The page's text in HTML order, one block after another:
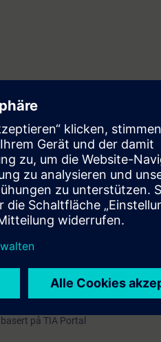
for integrert engineering med
høynivå
med bruk av Statement List(STL)
fra Step7, Simatic TIA Portal
med TIA Portal er nødvendig.
på TIA Portal